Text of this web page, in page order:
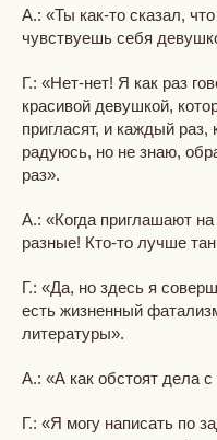
А.: «Ты как-то сказал,
чувствуешь себя
Г.: «Нет-нет! Я как раз
красивой девушкой,
пригласят, и каждый раз,
радуюсь, но не знаю,
раз».
А.: «Когда приглашают
разные! Кто-то лучше
Г.: «Да, но здесь я
есть жизненный
литературы».
А.: «А как обстоят дела с
Г.: «Я могу написать по